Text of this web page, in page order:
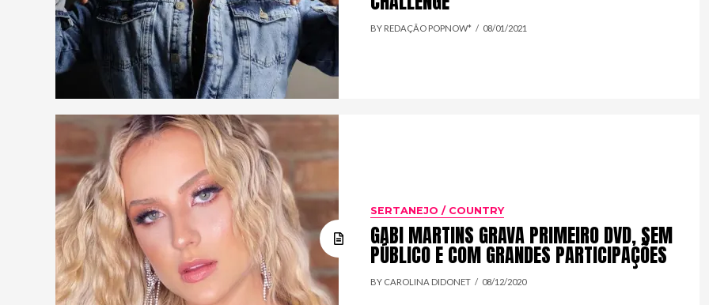
BY REDAÇÃO POPNOW* 08/01/2021
SERTANEJO / COUNTRY
GABI MARTINS GRAVA PRIMEIRO DVD, SEM
PÚBLICO E COM GRANDES PARTICIPAÇÕES
BY CAROLINA DIDONET 08/12/2020